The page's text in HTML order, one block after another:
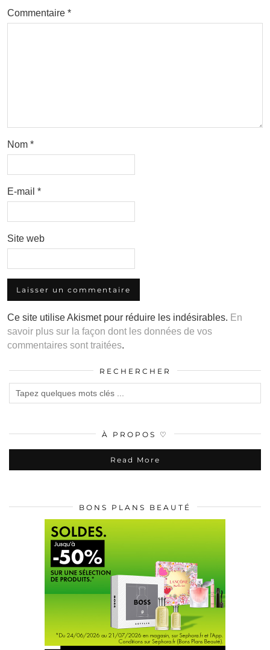
Commentaire *
Nom *
E-mail *
Site web
Ce site utilise Akismet pour réduire les indésirables. En
savoir plus sur la façon dont les données de vos
commentaires sont traitées.
RECHERCHER
À PROPOS ♡
Read More
BONS PLANS BEAUTÉ